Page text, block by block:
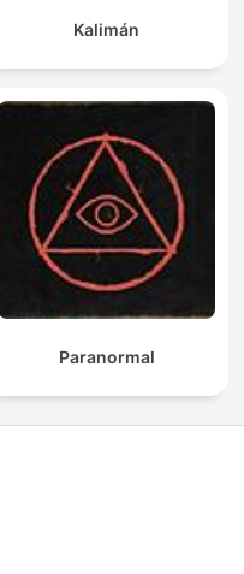
Kalimán
Paranormal